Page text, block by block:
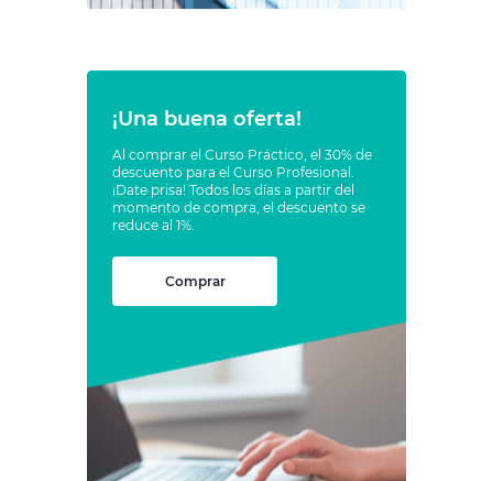
¡Una buena oferta!
Al comprar el Curso Práctico, el 30% de
descuento para el Curso Profesional.
¡Date prisa! Todos los días a partir del
momento de compra, el descuento se
reduce al 1%.
Comprar